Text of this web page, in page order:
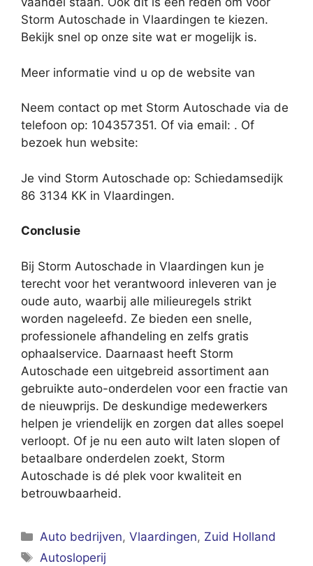
Storm Autoschade in Vlaardingen te kiezen.
Bekijk snel op onze site wat er mogelijk is.
Meer informatie vind u op de website van
Neem contact op met Storm Autoschade via de
telefoon op: 104357351. Of via email: . Of
bezoek hun website:
Je vind Storm Autoschade op: Schiedamsedijk
86 3134 KK in Vlaardingen.
Conclusie
Bij Storm Autoschade in Vlaardingen kun je
terecht voor het verantwoord inleveren van je
oude auto, waarbij alle milieuregels strikt
worden nageleefd. Ze bieden een snelle,
professionele afhandeling en zelfs gratis
ophaalservice. Daarnaast heeft Storm
Autoschade een uitgebreid assortiment aan
gebruikte auto-onderdelen voor een fractie van
de nieuwprijs. De deskundige medewerkers
helpen je vriendelijk en zorgen dat alles soepel
verloopt. Of je nu een auto wilt laten slopen of
betaalbare onderdelen zoekt, Storm
Autoschade is dé plek voor kwaliteit en
betrouwbaarheid.
Categorieën
Auto bedrijven,Vlaardingen, Zuid Holland
Tags
Autosloperij